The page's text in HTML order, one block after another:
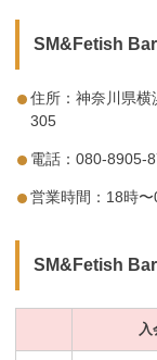
SM&Fetish
住所：神奈川県
305
電話：080-8905-
営業時間：18時〜
SM&Fetish
入